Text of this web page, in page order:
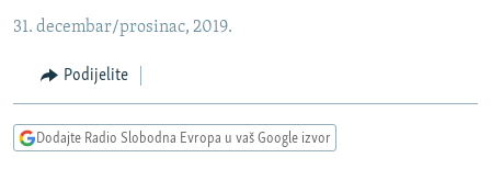
glavnu
Pređite
na
pretragu
CRNA GORA
VIZUELNO
RAT U UKRAJINI
31. decembar/prosinac, 2019.
Podijelite
Dodajte Radio Slobodna Evropa u vaš Google izvor